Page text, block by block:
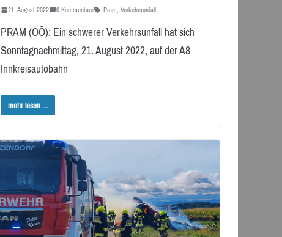
21. August 2022 0 Kommentare Pram, Verkehrsunfall
PRAM (OÖ): Ein schwerer Verkehrsunfall hat sich
Sonntagnachmittag, 21. August 2022, auf der A8
Innkreisautobahn
mehr lesen ...